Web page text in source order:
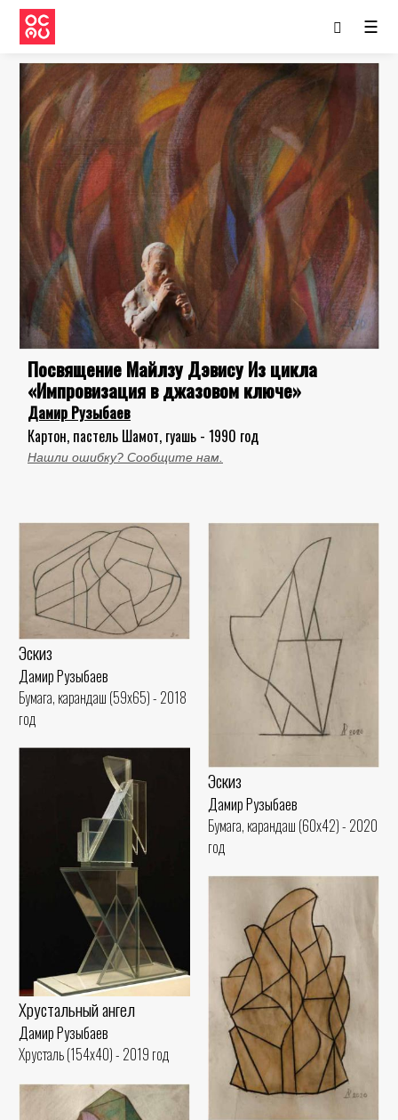
☰
Посвящение Майлзу Дэвису Из цикла
«Импровизация в джазовом ключе»
Дамир Рузыбаев
Картон, пастель Шамот, гуашь - 1990 год
Нашли ошибку? Сообщите нам.
Эскиз
Дамир Рузыбаев
Бумага, карандаш (59x65) - 2018
год
Эскиз
Дамир Рузыбаев
Бумага, карандаш (60x42) - 2020
год
Хрустальный ангел
Дамир Рузыбаев
Хрусталь (154x40) - 2019 год